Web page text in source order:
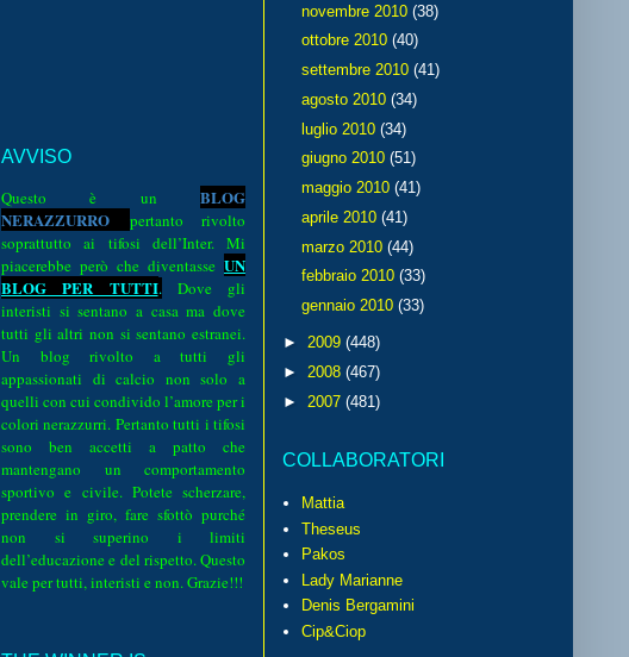
AVVISO
Questo è un BLOG
NERAZZURRO pertanto rivolto
soprattutto ai tifosi dell’Inter. Mi
piacerebbe però che diventasse UN
BLOG PER TUTTI.
Dove gli
interisti si sentano a casa ma dove
tutti gli altri non si sentano estranei.
Un blog rivolto a tutti gli
appassionati di calcio non solo a
quelli con cui condivido l’amore per i
colori nerazzurri. Pertanto tutti i tifosi
sono ben accetti a patto che
mantengano un comportamento
sportivo e civile. Potete scherzare,
prendere in giro, fare sfottò purché
non si superino i limiti
dell’educazione e del rispetto. Questo
vale per tutti, interisti e non. Grazie!!!
novembre 2010 (38)
ottobre 2010 (40)
settembre 2010 (41)
agosto 2010 (34)
luglio 2010 (34)
giugno 2010 (51)
maggio 2010 (41)
aprile 2010 (41)
marzo 2010 (44)
febbraio 2010 (33)
gennaio 2010 (33)
► 2009 (448)
► 2008 (467)
► 2007 (481)
COLLABORATORI
Mattia
Theseus
Pakos
Lady Marianne
Denis Bergamini
Cip&Ciop